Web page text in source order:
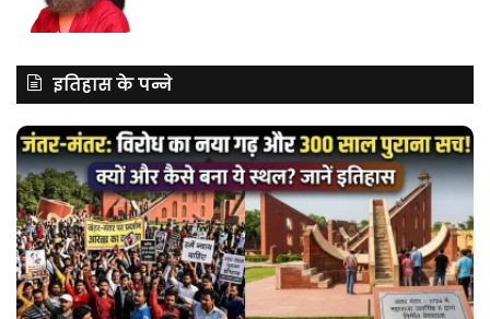
इतिहास के पन्ने